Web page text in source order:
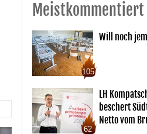
Meistkommentiert
105
Will noch
62
LH
beschert
Netto vom